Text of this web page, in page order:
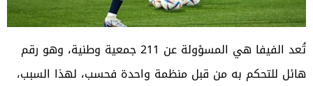
تُعد الفيفا هي المسؤولة عن 211 جمعية وطنية، وهو رقم
هائل للتحكم به من قبل منظمة واحدة فحسب، لهذا السبب،